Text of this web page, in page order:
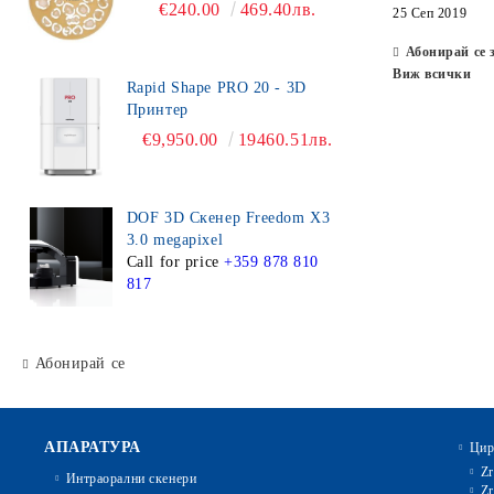
€240.00 469.40лв.
Rapid Shape PRO 20 - 3D
Принтер
€9,950.00 19460.51лв.
DOF 3D Скенер Freedom X3
3.0 megapixel
Call for price +359 878 810
817
Абонирай се
25 Сеп 2019
Абонирай се
Виж всички
АПАРАТУРА
Интраорални скенери